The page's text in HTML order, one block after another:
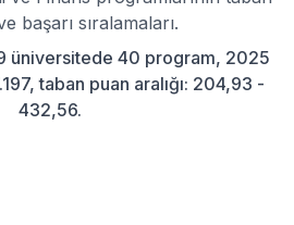
başarı sıralamaları.
üniversitede 40 program, 2025
taban puan aralığı: 204,93 -
432,56.